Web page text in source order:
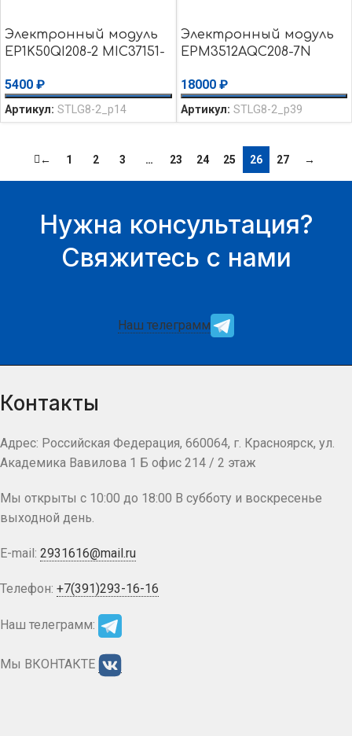
Электронный модуль
EP1K50QI208-2 MIC37151-
Плата №14 Б/y
5400 ₽
Артикул: STLG8-2_p14
Электронный модуль
EPM3512AQC208-7N
TMS320C6416TGLZ
MT48LC2M32B2-6A
CY7C1061AV33-10ZXI
18000 ₽
Артикул: STLG8-2_p39
← 1 2 3 … 23 24 25 26 27 →
Нужна консультация?
Свяжитесь с нами
Наш телеграмм
Контакты
Адрес: Российская Федерация, 660064, г. Красноярск, ул.
Академика Вавилова 1 Б офис 214 / 2 этаж
Мы открыты с 10:00 до 18:00 В субботу и воскресенье
выходной день.
E-mail: 2931616@mail.ru
Телефон: +7(391)293-16-16
Наш телеграмм:
Мы ВКОНТАКТЕ